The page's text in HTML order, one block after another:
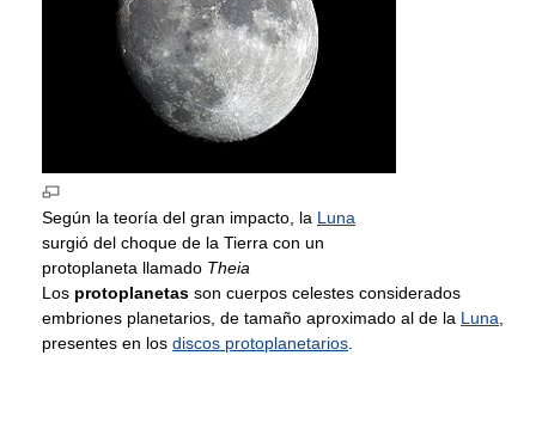
Según la teoría del gran impacto, la Luna
surgió del choque de la Tierra con un
protoplaneta llamado Theia
Los protoplanetas son cuerpos celestes considerados
embriones planetarios, de tamaño aproximado al de la Luna
presentes en los discos protoplanetarios